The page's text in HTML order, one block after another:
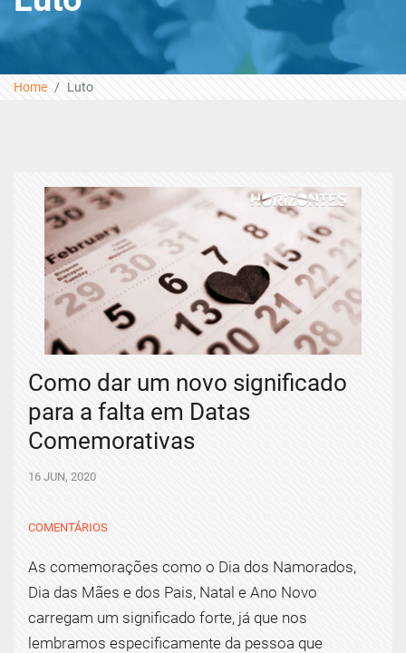
Home Luto
Como dar um novo significado
para a falta em Datas
Comemorativas
16 JUN, 2020
COMENTÁRIOS
As comemorações como o Dia dos Namorados,
Dia das Mães e dos Pais, Natal e Ano Novo
carregam um significado forte, já que nos
lembramos especificamente da pessoa que